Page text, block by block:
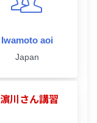
Iwamoto aoi
Japan
川さん講習